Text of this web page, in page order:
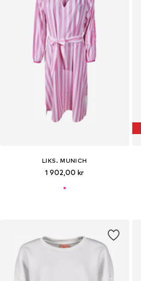
LIKS. MUNICH
1 902,00 kr